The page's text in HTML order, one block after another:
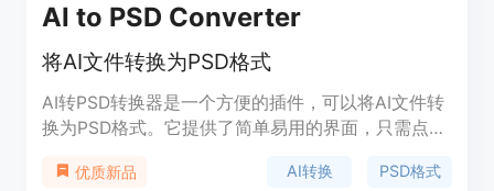
AI to PSD Converter
将AI文件转换为PSD格式
AI转PSD转换器是一个方便的插件，可以将AI文件转
换为PSD格式。它提供了简单易用的界面，只需点击
发送下载链接。这个插件适用于需要在Adobe
优质新品 AI转换 PSD格式